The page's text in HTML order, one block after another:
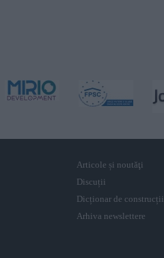
Articole și noutăţi
Discuții
Dicționar de construcții
Arhiva newslettere